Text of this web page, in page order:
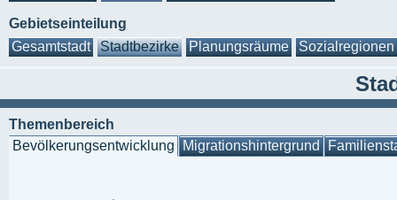
Gebietseinteilung
Gesamtstadt
Stadtbezirke Planungsräume Sozialregionen
Themenbereich
Bevölkerungsentwicklung Migrationshintergrund